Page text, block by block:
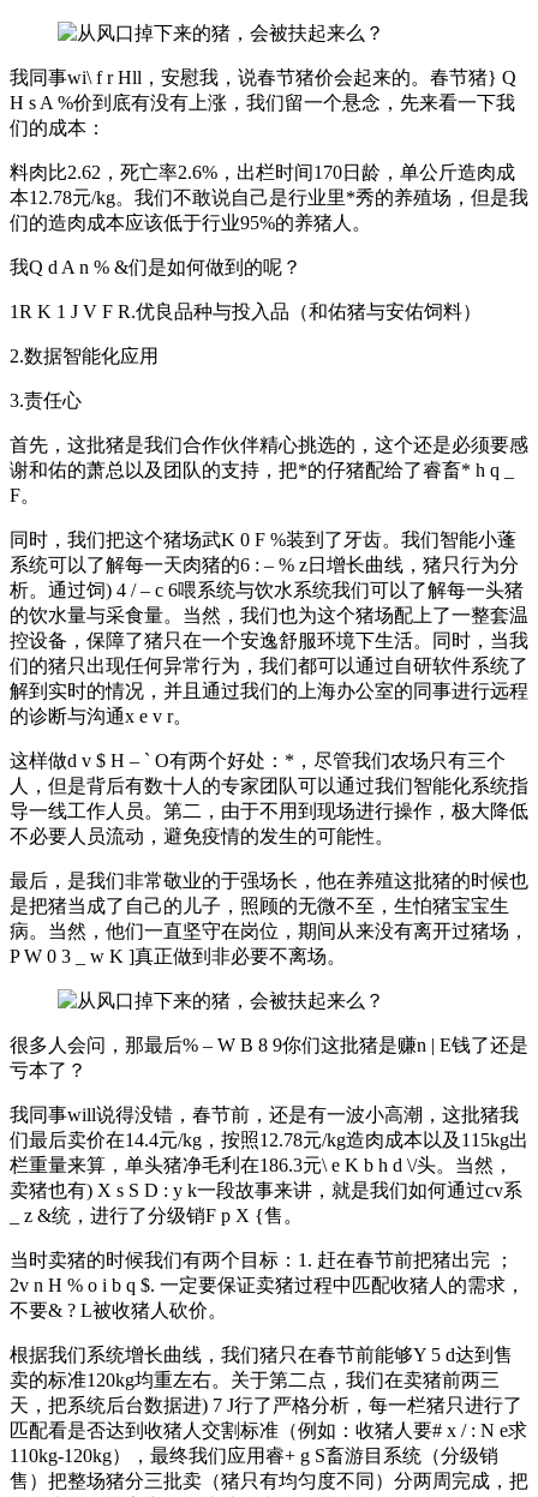
我同事wi\ f r Hll，安慰我，说春节猪价会起来的。春节猪} Q
H s A %价到底有没有上涨，我们留一个悬念，先来看一下我
们的成本：
料肉比2.62，死亡率2.6%，出栏时间170日龄，单公斤造肉成
本12.78元/kg。我们不敢说自己是行业里*秀的养殖场，但是我
们的造肉成本应该低于行业95%的养猪人。
我Q d A n % &们是如何做到的呢？
1R K 1 J V F R.优良品种与投入品（和佑猪与安佑饲料）
2.数据智能化应用
3.责任心
首先，这批猪是我们合作伙伴精心挑选的，这个还是必须要感
谢和佑的萧总以及团队的支持，把*的仔猪配给了睿畜* h q _
F。
同时，我们把这个猪场武K 0 F %装到了牙齿。我们智能小蓬
系统可以了解每一天肉猪的6 : – % z日增长曲线，猪只行为分
析。通过饲) 4 / – c 6喂系统与饮水系统我们可以了解每一头猪
的饮水量与采食量。当然，我们也为这个猪场配上了一整套温
控设备，保障了猪只在一个安逸舒服环境下生活。同时，当我
们的猪只出现任何异常行为，我们都可以通过自研软件系统了
解到实时的情况，并且通过我们的上海办公室的同事进行远程
的诊断与沟通x e v r。
这样做d v $ H – ` O有两个好处：*，尽管我们农场只有三个
人，但是背后有数十人的专家团队可以通过我们智能化系统指
导一线工作人员。第二，由于不用到现场进行操作，极大降低
不必要人员流动，避免疫情的发生的可能性。
最后，是我们非常敬业的于强场长，他在养殖这批猪的时候也
是把猪当成了自己的儿子，照顾的无微不至，生怕猪宝宝生
病。当然，他们一直坚守在岗位，期间从来没有离开过猪场，
P W 0 3 _ w K ]真正做到非必要不离场。
很多人会问，那最后% – W B 8 9你们这批猪是赚n | E钱了还是
亏本了？
我同事will说得没错，春节前，还是有一波小高潮，这批猪我
们最后卖价在14.4元/kg，按照12.78元/kg造肉成本以及115kg出
栏重量来算，单头猪净毛利在186.3元\ e K b h d \/头。当然，
卖猪也有) X s S D : y k一段故事来讲，就是我们如何通过cv系
_ z &统，进行了分级销F p X {售。
当时卖猪的时候我们有两个目标：1. 赶在春节前把猪出完 ；
2v n H % o i b q $. 一定要保证卖猪过程中匹配收猪人的需求，
不要& ? L被收猪人砍价。
根据我们系统增长曲线，我们猪只在春节前能够Y 5 d达到售
卖的标准120kg均重左右。关于第二点，我们在卖猪前两三
天，把系统后台数据进) 7 J行了严格分析，每一栏猪只进行了
匹配看是否达到收猪人交割标准（例如：收猪人要# x / : N e求
110kg-120kg），最终我们应用睿+ g S畜游目系统（分级销
售）把整场猪分三批卖（猪只有均匀度不同）分两周完成，把